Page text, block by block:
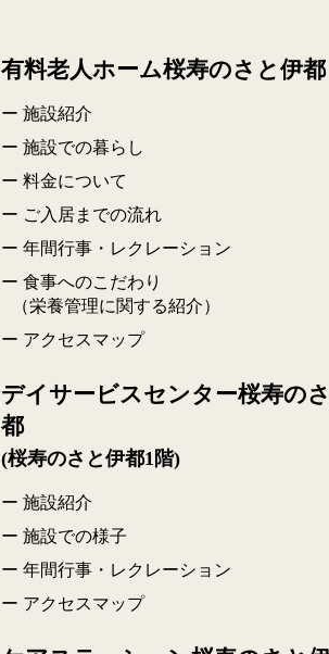
有料老人ホーム桜寿のさと伊都
施設紹介
施設での暮らし
料金について
ご入居までの流れ
年間行事・レクレーション
食事へのこだわり
（栄養管理に関する紹介）
アクセスマップ
デイサービスセンター桜寿の
都
(桜寿のさと伊都1階)
施設紹介
施設での様子
年間行事・レクレーション
アクセスマップ